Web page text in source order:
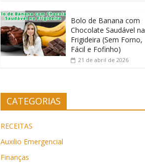
Bolo de Banana com
Chocolate Saudável na
Frigideira (Sem Forno,
Fácil e Fofinho)
21 de abril de 2026
CATEGORIAS
RECEITAS
Auxilio Emergencial
Finanças